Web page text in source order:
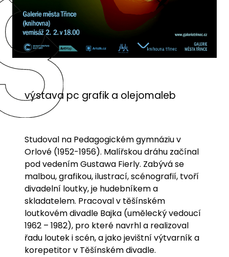
výstava pc grafik a olejomaleb
Studoval na Pedagogickém gymnáziu v
Orlové (1952-1956). Malířskou dráhu začínal
pod vedením Gustawa Fierly. Zabývá se
malbou, grafikou, ilustrací, scénografií, tvoří
divadelní loutky, je hudebníkem a
skladatelem. Pracoval v těšínském
loutkovém divadle Bajka (umělecký vedoucí
1962 – 1982), pro které navrhl a realizoval
řadu loutek i scén, a jako jevištní výtvarník a
korepetitor v Těšínském divadle.